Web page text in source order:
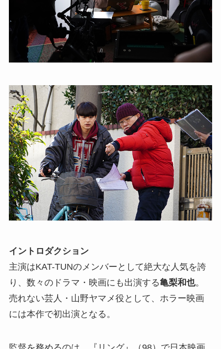
イントロダクション
主演はKAT-TUNのメンバーとして絶大な人気を誇
り、数々のドラマ・映画にも出演する亀梨和也。
売れない芸人・山野ヤマメ役として、ホラー映画
には本作で初出演となる。